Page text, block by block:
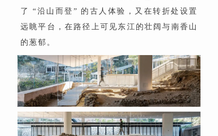
了 “沿山而登” 的古人体验，又在转折处设置
远眺平台，在路径上可见东江的壮阔与南香山
的葱郁。